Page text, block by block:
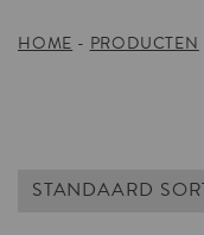
HOME - PRODUCTEN